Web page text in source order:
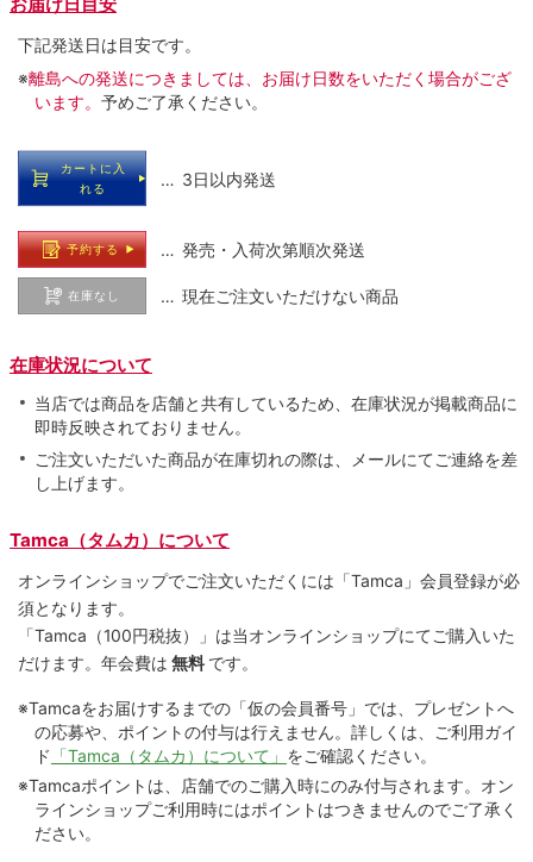
下記発送日は目安です。
※離島への発送につきましては、お届け日数をいただく場合がござ
います。 予めご了承ください。
カートに入
れる
… 3日以内発送
予約する … 発売・入荷次第順次発送
在庫なし … 現在ご注文いただけない商品
在庫状況について
当店では商品を店舗と共有しているため、在庫状況が掲載商品に
即時反映されておりません。
ご注文いただいた商品が在庫切れの際は、メールにてご連絡を差
し上げます。
Tamca（タムカ）について
オンラインショップでご注⽂いただくには「Tamca」会員登録が必
須となります。
「Tamca （100円税抜）
」は当オンラインショップにてご購⼊いた
だけます。 年会費は 無料 です。
※Tamcaをお届けするまでの「仮の会員番号」では、プレゼントへ
の応募や、ポイントの付与は⾏えません。詳しくは、ご利⽤ガイ
ド 「Tamca（タムカ）について」 をご確認ください。
※Tamcaポイントは、店舗でのご購⼊時にのみ付与されます。オン
ラインショップご利用時にはポイントはつきませんのでご了承く
ださい。